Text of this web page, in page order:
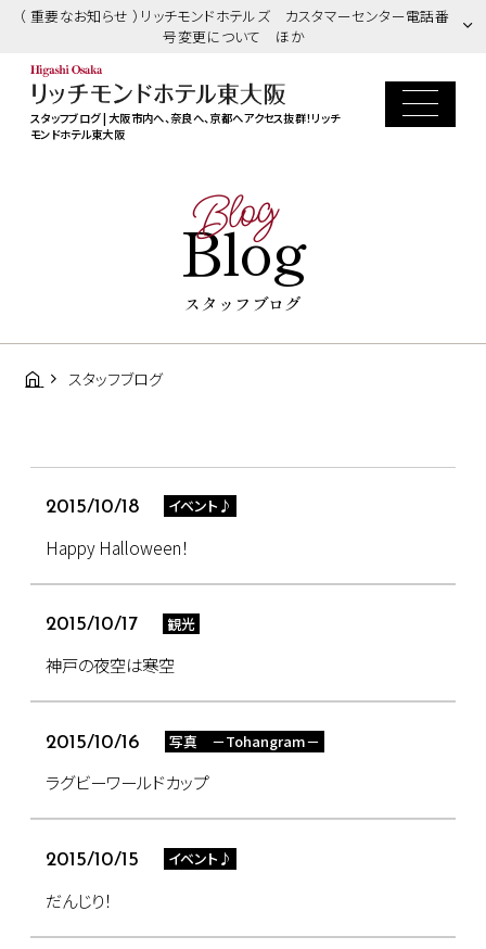
（ 重要なお知らせ ）リッチモンドホテルズ カスタマーセンター電話番
号変更について ほか
スタッフブログ | 大阪市内へ、奈良へ、京都へアクセス抜群！リッチ
モンドホテル東大阪
Blog
Blog
スタッフブログ
スタッフブログ
2015/10/18 イベント♪
Happy Halloween！
2015/10/17 観光
神戸の夜空は寒空
2015/10/16 写真 －Tohangram－
ラグビーワールドカップ
2015/10/15 イベント♪
だんじり！